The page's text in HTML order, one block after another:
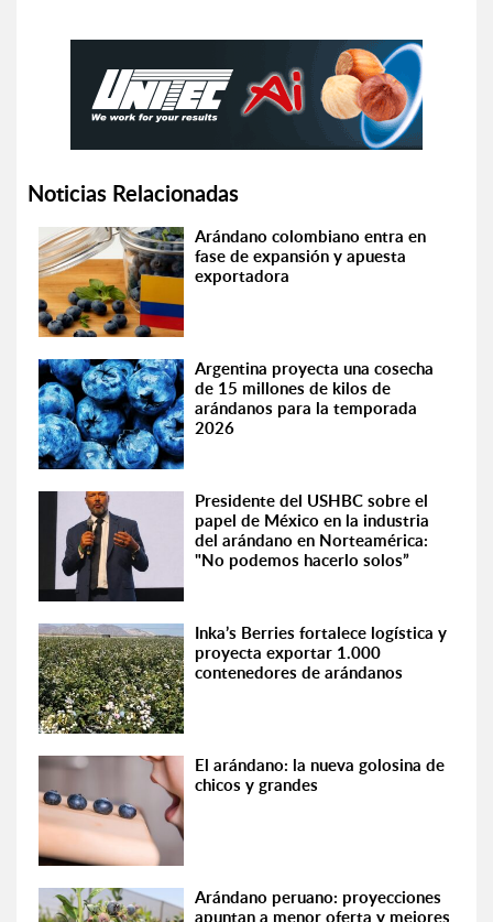
Noticias Relacionadas
Arándano colombiano entra en
fase de expansión y apuesta
exportadora
Argentina proyecta una cosecha
de 15 millones de kilos de
arándanos para la temporada
2026
Presidente del USHBC sobre el
papel de México en la industria
del arándano en Norteamérica:
"No podemos hacerlo solos”
Inka’s Berries fortalece logística y
proyecta exportar 1.000
contenedores de arándanos
El arándano: la nueva golosina de
chicos y grandes
Arándano peruano: proyecciones
apuntan a menor oferta y mejores